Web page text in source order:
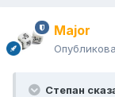
Major
Степан